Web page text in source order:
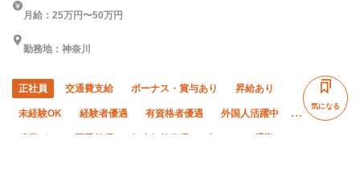
月給：25万円〜50万円
勤務地：神奈川
正社員 交通費支給 ボーナス・賞与あり 昇給あり
未経験OK 経験者優遇 有資格者優遇 外国人活躍中
残業ゼロ 夏季休暇 年末年始休暇 車・バイク通勤OK
気になる